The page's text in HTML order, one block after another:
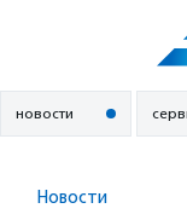
новости
Новости